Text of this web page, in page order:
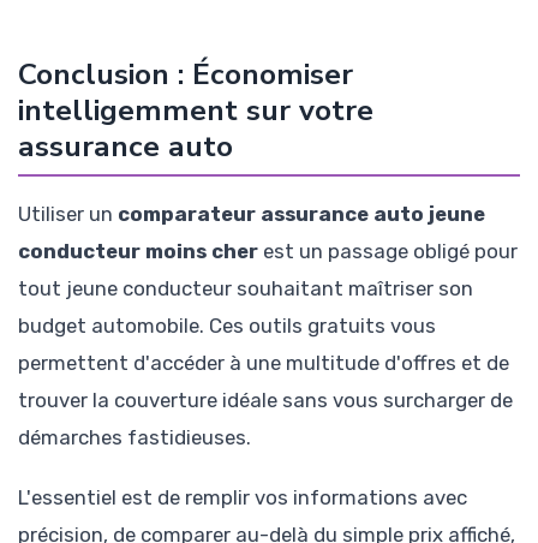
Conclusion : Économiser
intelligemment sur votre
assurance auto
Utiliser un comparateur assurance auto jeune
conducteur moins cher est un passage obligé pour
tout jeune conducteur souhaitant maîtriser son
budget automobile. Ces outils gratuits vous
permettent d'accéder à une multitude d'offres et de
trouver la couverture idéale sans vous surcharger de
démarches fastidieuses.
L'essentiel est de remplir vos informations avec
précision, de comparer au-delà du simple prix affiché,